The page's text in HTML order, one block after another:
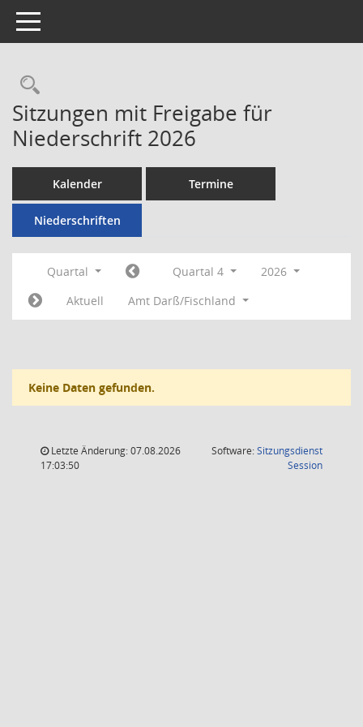
Toggle navigation
Rechercheauswahl
Sitzungen mit Freigabe für
Niederschrift 2026
Kalender Termine
Niederschriften
Quartal Quartal 4
2026
Aktuell
Amt Darß/Fischland
Keine Daten gefunden.
Letzte Änderung: 07.08.2026
17:03:50
Software:Sitzungsdienst
Session(Wird in